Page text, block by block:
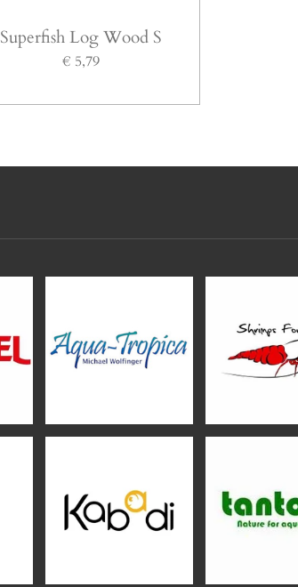
Superfish Log Wood S
€ 5,79